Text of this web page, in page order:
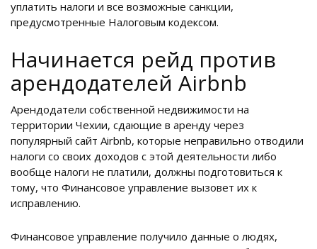
уплатить налоги и все возможные санкции,
предусмотренные Налоговым кодексом.
Начинается рейд против
арендодателей Airbnb
Арендодатели собственной недвижимости на
территории Чехии, сдающие в аренду через
популярный сайт Airbnb, которые неправильно отводили
налоги со своих доходов с этой деятельности либо
вообще налоги не платили, должны подготовиться к
тому, что Финансовое управление вызовет их к
исправлению.
Финансовое управление получило данные о людях,